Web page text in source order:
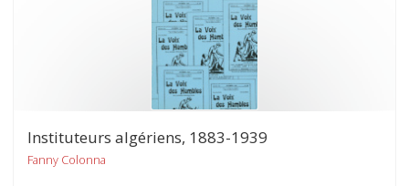
Instituteurs algériens, 1883-1939
Fanny Colonna